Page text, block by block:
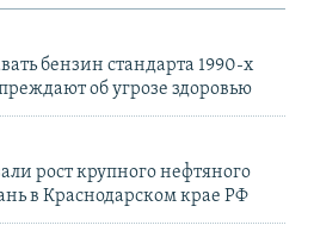
бензин стандарта 1990-х
об угрозе здоровью
рост крупного нефтяного
в Краснодарском крае РФ